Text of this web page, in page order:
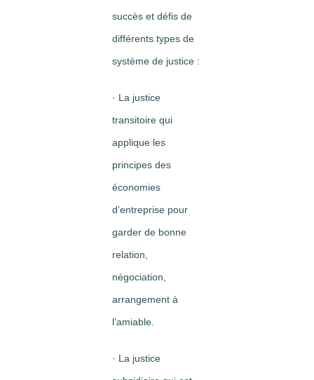
succès et défis de
différents types de
système de justice :
· La justice
transitoire qui
applique les
principes des
économies
d’entreprise pour
garder de bonne
relation,
négociation,
arrangement à
l’amiable.
· La justice